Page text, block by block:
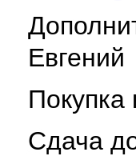
Евгений
Покупка
Сдача